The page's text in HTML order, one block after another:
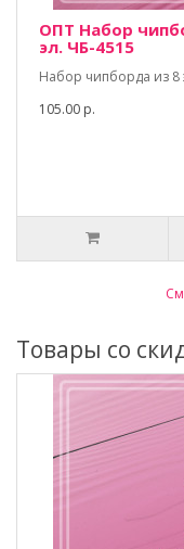
ОПТ Набор
эл. ЧБ-4515
Набор чипборда из 8
105.00 р.
Товары со